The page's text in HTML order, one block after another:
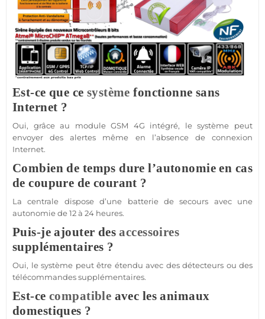
Est-ce que ce système fonctionne sans
Internet ?
Oui, grâce au module GSM 4G intégré, lesystème peut
envoyer des alertes même en l’absence de connexion
Internet.
Combien de temps dure l’autonomie en cas
de coupure de courant ?
Lacentrale dispose d’une batterie de secours avec une
autonomie de 12 à 24 heures.
Puis-je ajouter desaccessoires
supplémentaires ?
Oui, le système peut être étendu avec des détecteurs ou des
télécommandes supplémentaires.
Est-ce compatible avec les animaux
domestiques ?